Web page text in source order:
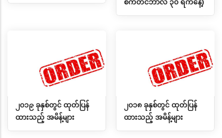
စက်တင်ဘာလ ၃၀ ရက်နေ့)
၂၀၁၉ ခုနှစ်တွင် ထုတ်ပြန်
ထားသည့် အမိန့်များ
၂၀၁၈ ခုနှစ်တွင် ထုတ်ပြန်
ထားသည့် အမိန့်များ